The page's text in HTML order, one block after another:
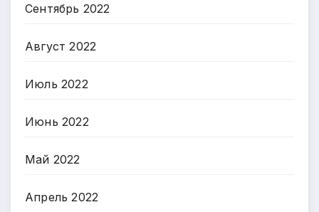
Сентябрь 2022
Август 2022
Июль 2022
Июнь 2022
Май 2022
Апрель 2022